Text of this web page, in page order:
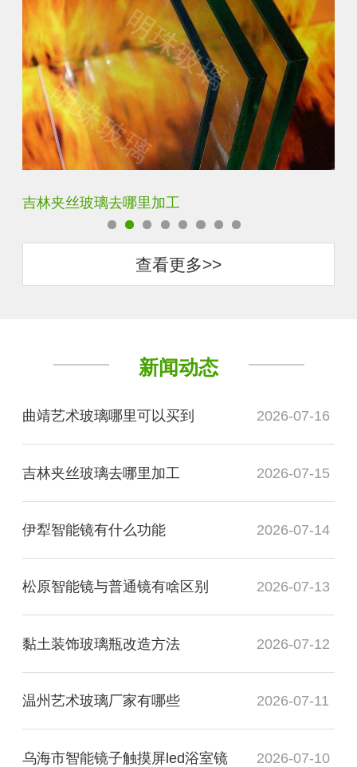
伊犁智能镜有什么功能
查看更多>>
新闻动态
曲靖艺术玻璃哪里可以买到 2026-07-16
吉林夹丝玻璃去哪里加工 2026-07-15
伊犁智能镜有什么功能 2026-07-14
松原智能镜与普通镜有啥区别 2026-07-13
黏土装饰玻璃瓶改造方法 2026-07-12
温州艺术玻璃厂家有哪些 2026-07-11
乌海市智能镜子触摸屏led浴室镜 2026-07-10